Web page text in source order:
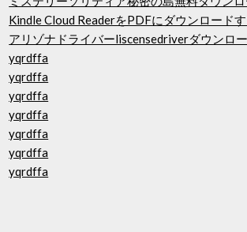
Kindle Cloud ReaderをPDFにダウンロード
アリゾナドライバーliscensedriverダウンロ
yqrdffa
yqrdffa
yqrdffa
yqrdffa
yqrdffa
yqrdffa
yqrdffa